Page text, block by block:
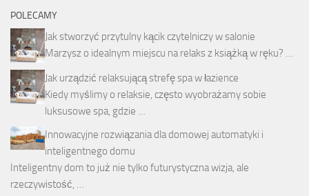
POLECAMY
Jak stworzyć przytulny kącik czytelniczy w salonie
Marzysz o idealnym miejscu na relaks z książką w ręku? …
Jak urządzić relaksującą strefę spa w łazience
Kiedy myślimy o relaksie, często wyobrażamy sobie
luksusowe spa, gdzie …
Innowacyjne rozwiązania dla domowej automatyki i
inteligentnego domu
Inteligentny dom to już nie tylko futurystyczna wizja, ale
rzeczywistość, …